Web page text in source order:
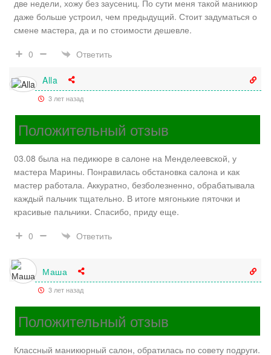
две недели, хожу без заусениц. По сути меня такой маникюр
даже больше устроил, чем предыдущий. Стоит задуматься о
смене мастера, да и по стоимости дешевле.
0
Ответить
Alla
3 лет назад
Положительный отзыв
03.08 была на педикюре в салоне на Менделеевской, у
мастера Марины. Понравилась обстановка салона и как
мастер работала. Аккуратно, безболезненно, обрабатывала
каждый пальчик тщательно. В итоге мягонькие пяточки и
красивые пальчики. Спасибо, приду еще.
0
Ответить
Маша
3 лет назад
Положительный отзыв
Классный маникюрный салон, обратилась по совету подруги.